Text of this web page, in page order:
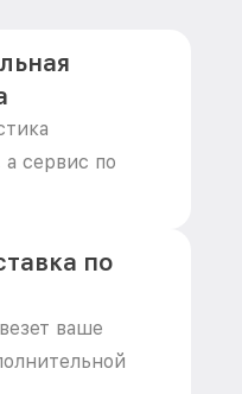
а сервис по
по
ваше